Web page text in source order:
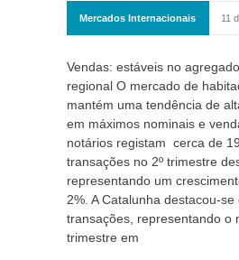
Mercados Internacionais 11
Vendas: estáveis no
regional O mercado de
mantém uma tendência de
em máximos nominais e
notários registam cerca de
transações no 2º trimestre
representando um
2%. A Catalunha destacou-
transações, representando o
trimestre em